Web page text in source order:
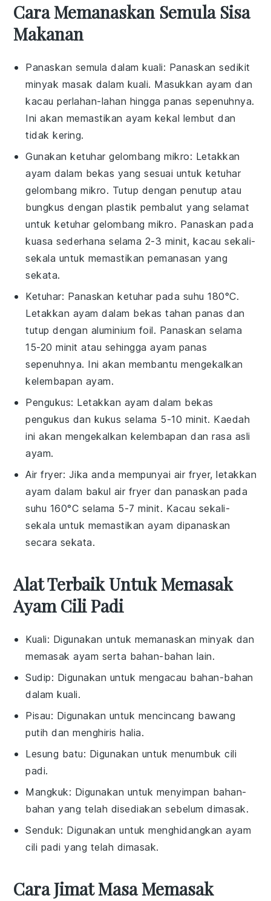
Cara Memanaskan Semula Sisa
Makanan
Panaskan semula dalam kuali: Panaskan sedikit
minyak masak dalam kuali. Masukkan ayam dan
kacau perlahan-lahan hingga panas sepenuhnya.
Ini akan memastikan ayam kekal lembut dan
tidak kering.
Gunakan ketuhar gelombang mikro: Letakkan
ayam dalam bekas yang sesuai untuk ketuhar
gelombang mikro. Tutup dengan penutup atau
bungkus dengan plastik pembalut yang selamat
untuk ketuhar gelombang mikro. Panaskan pada
kuasa sederhana selama 2-3 minit, kacau sekali-
sekala untuk memastikan pemanasan yang
sekata.
Ketuhar: Panaskan ketuhar pada suhu 180°C.
Letakkan ayam dalam bekas tahan panas dan
tutup dengan aluminium foil. Panaskan selama
15-20 minit atau sehingga ayam panas
sepenuhnya. Ini akan membantu mengekalkan
kelembapan ayam.
Pengukus: Letakkan ayam dalam bekas
pengukus dan kukus selama 5-10 minit. Kaedah
ini akan mengekalkan kelembapan dan rasa asli
ayam.
Air fryer: Jika anda mempunyai air fryer, letakkan
ayam dalam bakul air fryer dan panaskan pada
suhu 160°C selama 5-7 minit. Kacau sekali-
sekala untuk memastikan ayam dipanaskan
secara sekata.
Alat Terbaik Untuk Memasak
Ayam Cili Padi
Kuali: Digunakan untuk memanaskan minyak dan
memasak ayam serta bahan-bahan lain.
Sudip: Digunakan untuk mengacau bahan-bahan
dalam kuali.
Pisau: Digunakan untuk mencincang bawang
putih dan menghiris halia.
Lesung batu: Digunakan untuk menumbuk cili
padi.
Mangkuk: Digunakan untuk menyimpan bahan-
bahan yang telah disediakan sebelum dimasak.
Senduk: Digunakan untuk menghidangkan ayam
cili padi yang telah dimasak.
Cara Jimat Masa Memasak